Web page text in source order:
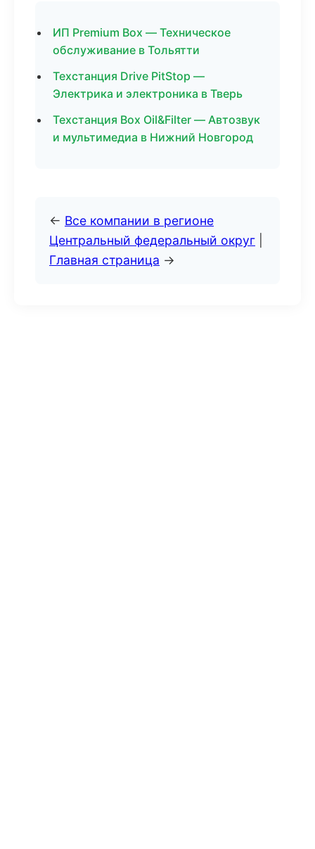
ИП Premium Box — Техническое
обслуживание в Тольятти
Техстанция Drive PitStop —
Электрика и электроника в Тверь
Техстанция Box Oil&Filter — Автозвук
и мультимедиа в Нижний Новгород
← Все компании в регионе
Центральный федеральный округ
Главная страница →